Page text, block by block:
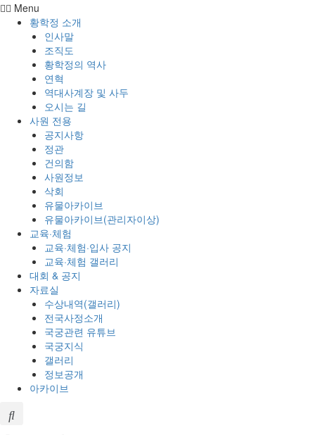
Menu
황학정 소개
인사말
조직도
황학정의 역사
연혁
역대사계장 및 사두
오시는 길
사원 전용
공지사항
정관
건의함
사원정보
삭회
유물아카이브
유물아카이브(관리자이상)
교육·체험
교육·체험·입사 공지
교육·체험 갤러리
대회 & 공지
자료실
수상내역(갤러리)
전국사정소개
국궁관련 유튜브
국궁지식
갤러리
정보공개
아카이브